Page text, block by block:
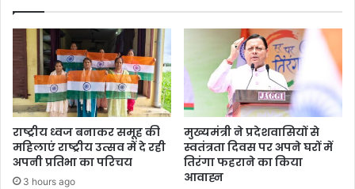
राष्ट्रीय ध्वज बनाकर समूह की
महिलाएं राष्ट्रीय उत्सव में दे रही
अपनी प्रतिभा का परिचय
3 hours ago
मुख्यमंत्री ने प्रदेशवासियों से
स्वतंत्रता दिवस पर अपने घरों में
तिरंगा फहराने का किया
आवाह्न